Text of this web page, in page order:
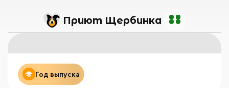
Приют Щербинка
Год выпуска